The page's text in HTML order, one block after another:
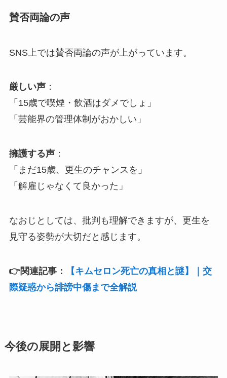
賛否両論の声
SNS上では賛否両論の声が上がっています。
厳しい声：
「15歳で喫煙・飲酒はダメでしょ」
「芸能界の管理体制がおかしい」
擁護する声：
「まだ15歳、更生のチャンスを」
「解雇じゃなくて良かった」
なおじとしては、批判も理解できますが、更生を
見守る姿勢が大切だと感じます。
👉関連記事：
【キムセロン死亡の真相と謎】｜交
際疑惑から誹謗中傷まで全解説
今後の展開と影響